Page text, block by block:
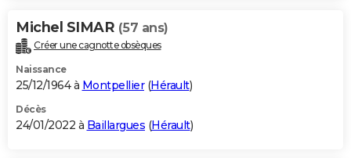
Michel SIMAR (57 ans)
Créer une cagnotte obsèques
Naissance
25/12/1964 à Montpellier(Hérault)
Décès
24/01/2022 à Baillargues (Hérault)